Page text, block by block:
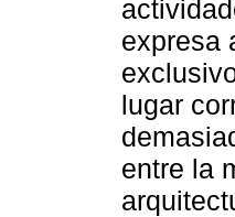
expresa
lugar
entre la